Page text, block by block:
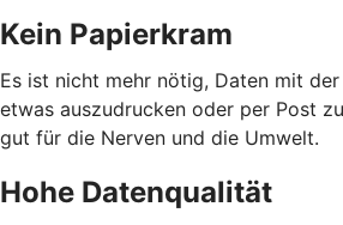
Kein Papierkram
Es ist nicht mehr nötig, Daten mit
etwas auszudrucken oder per Post
gut für die Nerven und die Umwelt.
Hohe Datenqualität